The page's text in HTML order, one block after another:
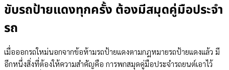
ขับรถป้ายแดงทุกครั้ง ต้องมีสมุดคู่มือประจำ
รถ
เมื่อออกรถใหม่นอกจากข้อห้ามรถป้ายแดงตามกฎหมายรถป้ายแดงแล้ว มี
อีกหนึ่งสิ่งที่ต้องให้ความสำคัญคือ การพกสมุดคู่มือประจำรถยนต์เอาไว้